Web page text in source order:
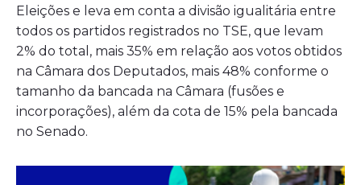
Eleições e leva em conta a divisão igualitária entre
todos os partidos registrados no TSE, que levam
2% do total, mais 35% em relação aos votos obtidos
na Câmara dos Deputados, mais 48% conforme o
tamanho da bancada na Câmara (fusões e
incorporações), além da cota de 15% pela bancada
no Senado.